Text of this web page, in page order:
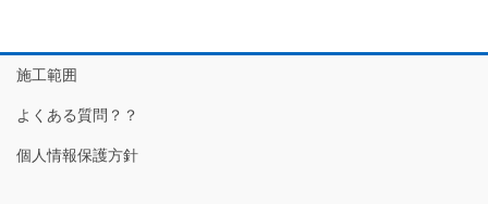
施工範囲
よくある質問？？
個人情報保護方針